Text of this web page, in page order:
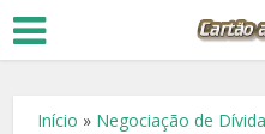
Início » Negociação de